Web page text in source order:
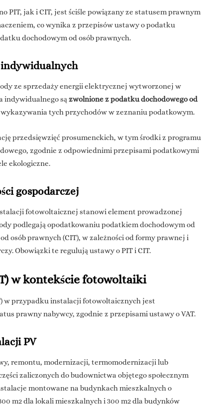
PIT, jak i CIT, jest ściśle powiązany ze statusem prawnym
co wynika z przepisów ustawy o podatku
dochodowym od osób prawnych.
ze sprzedaży energii elektrycznej wytworzonej w
indywidualnego sązwolnione z podatku dochodowego od
wykazywania tych przychodów w zeznaniu podatkowym.
przedsięwzięć prosumenckich, w tym środki z programu
zgodnie z odpowiednimi przepisami podatkowymi
ekologiczne.
gospodarczej
fotowoltaicznej stanowi element prowadzonej
podlegają opodatkowaniu podatkiem dochodowym od
osób prawnych (CIT), w zależności od formy prawnej i
Obowiązki te regulują ustawy o PIT i CIT.
w kontekście fotowoltaiki
w przypadku instalacji fotowoltaicznych jest
prawny nabywcy, zgodnie z przepisami ustawy o VAT.
PV
remontu, modernizacji, termomodernizacji lub
zaliczonych do budownictwa objętego społecznym
montowane na budynkach mieszkalnych o
m2 dla lokali mieszkalnych i 300 m2 dla budynków